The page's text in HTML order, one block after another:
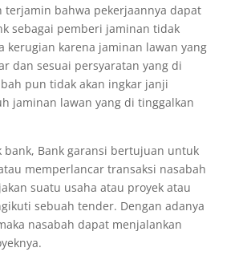
terjamin bahwa pekerjaannya dapat
sebagai pemberi jaminan tidak
kerugian karena jaminan lawan yang
dan sesuai persyaratan yang di
pun tidak akan ingkar janji
jaminan lawan yang di tinggalkan
bank, Bank garansi bertujuan untuk
memperlancar transaksi nasabah
suatu usaha atau proyek atau
sebuah tender. Dengan adanya
nasabah dapat menjalankan